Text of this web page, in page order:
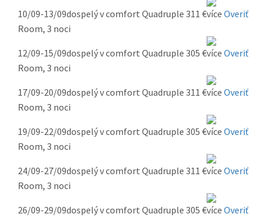
10/09-13/09dospelý v comfort Quadruple
Room, 3 noci
311 € Overiť
12/09-15/09dospelý v comfort Quadruple
Room, 3 noci
305 € Overiť
17/09-20/09dospelý v comfort Quadruple
Room, 3 noci
311 € Overiť
19/09-22/09dospelý v comfort Quadruple
Room, 3 noci
305 € Overiť
24/09-27/09dospelý v comfort Quadruple
Room, 3 noci
311 € Overiť
26/09-29/09dospelý v comfort Quadruple 305 € Overiť